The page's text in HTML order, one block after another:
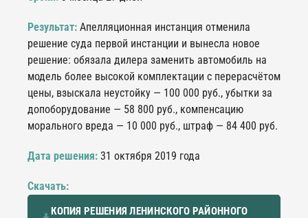
Результат:Апелляционная инстанция отменила
решение суда первой инстанции и вынесла новое
решение: обязала дилера заменить автомобиль на
модель более высокой комплектации с перерасчётом
цены, взыскала неустойку — 100 000 руб., убытки за
допоборудование — 58 800 руб., компенсацию
морального вреда — 10 000 руб., штраф — 84 400 руб.
Дата решения:31 октября 2019 года
Скачать:
КОПИЯ РЕШЕНИЯ ЛЕНИНСКОГО РАЙОННОГО